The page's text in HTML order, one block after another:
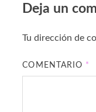
Deja un
Tu dirección de
COMENTARIO *